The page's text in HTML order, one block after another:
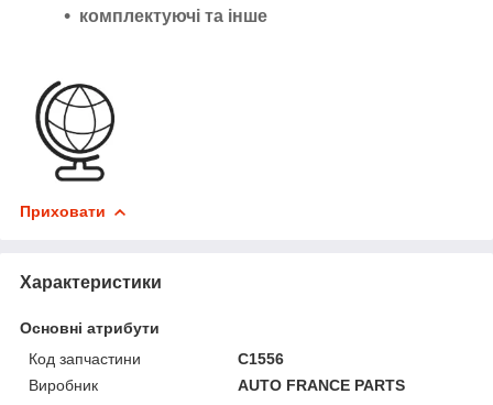
комплектуючі та інше
Приховати
Характеристики
Основні атрибути
Код запчастини
C1556
Виробник
AUTO FRANCE PARTS